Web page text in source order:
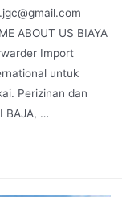
ABOUT US BIAYA
Import
untuk
Perizinan dan
BAJA, …